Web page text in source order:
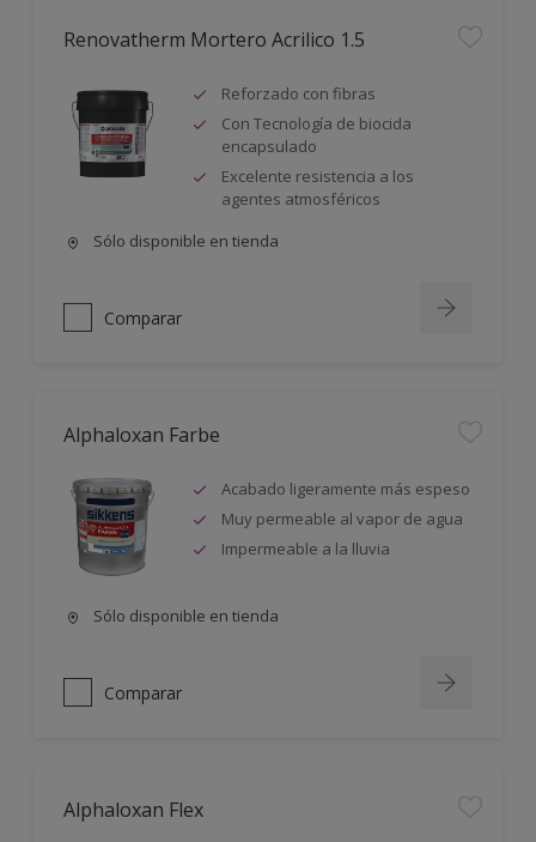
Renovatherm Mortero Acrilico 1.5
Reforzado con fibras
Con Tecnología de biocida
encapsulado
Excelente resistencia a los
agentes atmosféricos
Sólo disponible en tienda
Comparar
Alphaloxan Farbe
Acabado ligeramente más espeso
Muy permeable al vapor de agua
Impermeable a la lluvia
Sólo disponible en tienda
Comparar
Alphaloxan Flex